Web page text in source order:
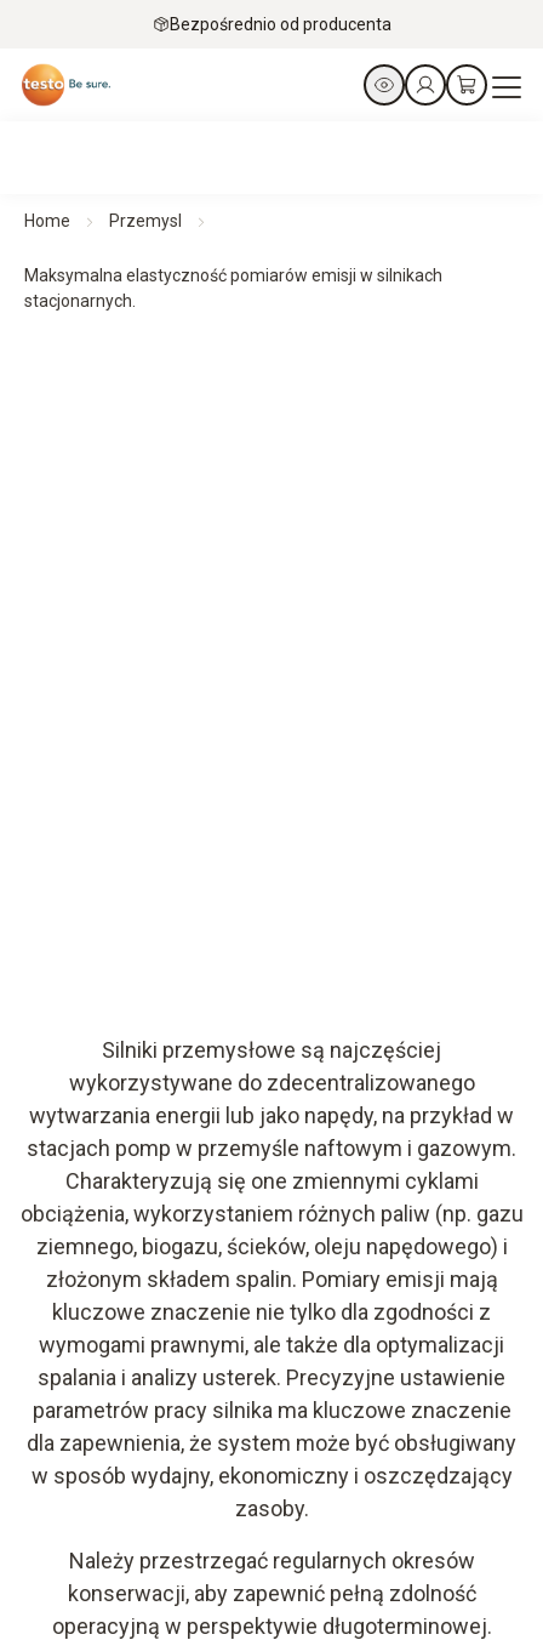
Bezpośrednio od producenta
Home Przemysl
Maksymalna elastyczność pomiarów emisji w silnikach
stacjonarnych.
Silniki przemysłowe są najczęściej
wykorzystywane do zdecentralizowanego
wytwarzania energii lub jako napędy, na przykład w
stacjach pomp w przemyśle naftowym i gazowym.
Charakteryzują się one zmiennymi cyklami
obciążenia, wykorzystaniem różnych paliw (np. gazu
ziemnego, biogazu, ścieków, oleju napędowego) i
złożonym składem spalin. Pomiary emisji mają
kluczowe znaczenie nie tylko dla zgodności z
wymogami prawnymi, ale także dla optymalizacji
spalania i analizy usterek. Precyzyjne ustawienie
parametrów pracy silnika ma kluczowe znaczenie
dla zapewnienia, że system może być obsługiwany
w sposób wydajny, ekonomiczny i oszczędzający
zasoby.
Należy przestrzegać regularnych okresów
konserwacji, aby zapewnić pełną zdolność
operacyjną w perspektywie długoterminowej.